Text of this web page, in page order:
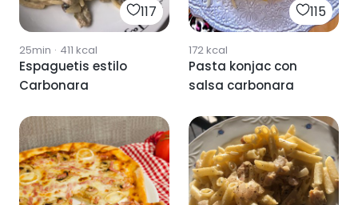
117
25min · 411 kcal
Espaguetis estilo
Carbonara
115
172kcal
Pasta konjac con
salsa carbonara